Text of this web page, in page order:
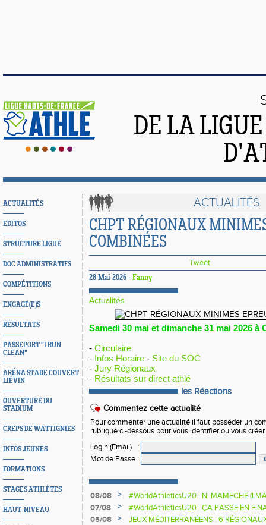
DE LA
ACTUALITÉS
EDITOS
STRUCTURE LIGUE
DOC ADMINISTRATIFS
COMPÉTITIONS
ENGAGÉ(E)S
RÉSULTATS
PASSEPORT "I RUN
CLEAN"
ARÉNA STADE COUVERT
LIÉVIN
OUVERTURE DU
STADIUM
CREPS DE WATTIGNIES
INFOS JEUNES
FORMATIONS
STAGES ATHLÈTES
HAUT-NIVEAU
ACTUALITÉS
CHPT RÉGIONAUX
COMBINÉES
Tweet
28 Mai 2026 - Fanny
Actualités
Samedi 30 mai et dimanche 31 mai 2026 à
- Circulaire
- Infos Horaire - Site du SOC
- Jury Régionaux
- Résultats sur direct athlé
les Réactions
Commentez cette actualité
Pour commenter une actualité il faut posséder un
rubrique ci-dessous pour vous identifier ou vous
Login (Email)
:
Mot de Passe :
08/08 >
#WorldAthleticsU20 : N. MAMECHE
07/08
>
#WorldAthleticsU20 : ÇA PASSE EN
SAUTEURS
05/08 >
JEUX MÉDITERRANÉENS : 6